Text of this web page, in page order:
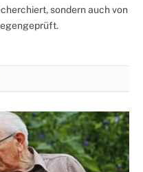
sondern auch von